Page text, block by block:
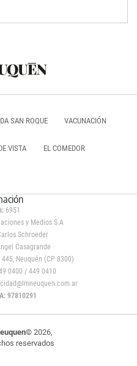
SAN ROQUE VACUNACIÓN
VISTA EL COMEDOR
6951
y Medios S.A
Schroeder
Casagrande
Neuquén (CP 8300)
0400 / 449 0410
97810291
© 2026,
reservados